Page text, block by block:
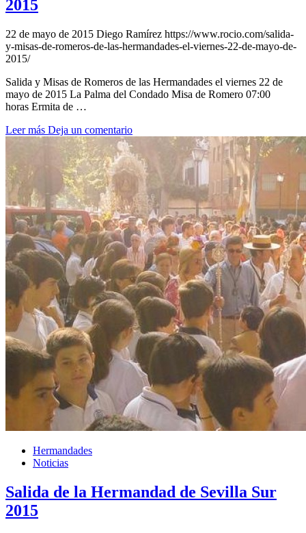
2015
22 de mayo de 2015 Diego Ramírez https://www.rocio.com/salida-
y-misas-de-romeros-de-las-hermandades-el-viernes-22-de-mayo-de-
2015/
Salida y Misas de Romeros de las Hermandades el viernes 22 de
mayo de 2015 La Palma del Condado Misa de Romero 07:00
horas Ermita de …
Leer más Deja un comentario
Hermandades
Noticias
Salida de la Hermandad de Sevilla Sur
2015